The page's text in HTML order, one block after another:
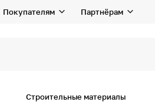
Покупателям Партнёрам
Строительные материалы